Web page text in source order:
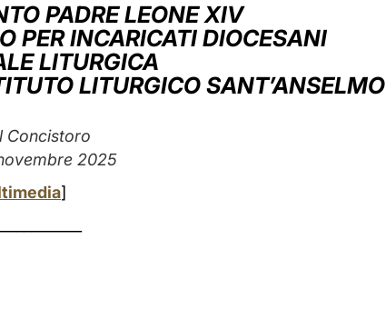
PADRE LEONE XIV
PER INCARICATI DIOCESANI
LITURGICA
LITURGICO SANT’ANSELMO
Concistoro
2025
]